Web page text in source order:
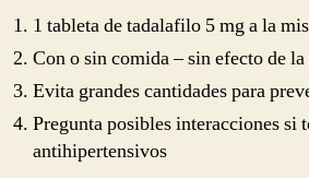
1 tableta de tadalafilo 5 mg a la
Con o sin comida – sin efecto de la
Evita grandes cantidades para
Pregunta posibles interacciones si
antihipertensivos